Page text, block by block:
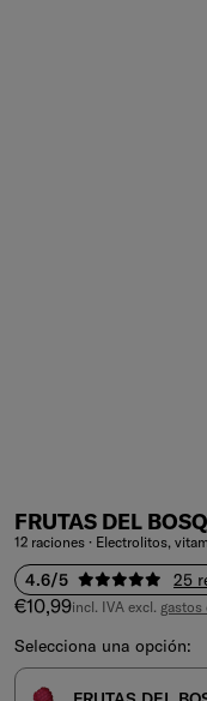
FRUTAS DEL
12 raciones · Electrolitos,
4.6/5 25
Precio de venta
€10,99incl. IVA excl. gastos
Selecciona una opción: